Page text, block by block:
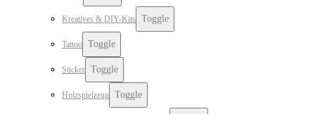
Kreatives & DIY-Kits Toggle
Tattoo Toggle
Sticker Toggle
Holzspielzeug Toggle